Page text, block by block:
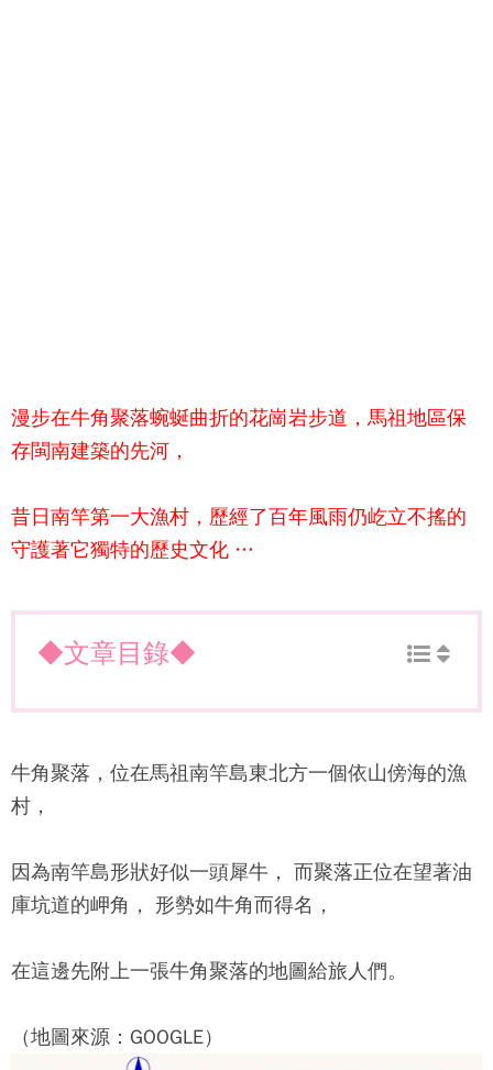
漫步在牛角聚落蜿蜒曲折的花崗岩步道，馬祖地區保
存閩南建築的先河，
昔日南竿第一大漁村，歷經了百年風雨仍屹立不搖的
守護著它獨特的歷史文化 …
◆文章目錄◆
牛角聚落 ，位在馬祖南竿島東北方一個依山傍海的漁
村，
因為南竿島形狀好似一頭犀牛， 而聚落正位在望著油
庫坑道的岬角， 形勢如牛角而得名，
在這邊先附上一張牛角聚落的地圖給旅人們。
（地圖來源：GOOGLE）